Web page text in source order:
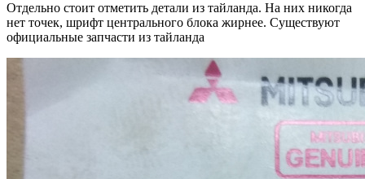
Отдельно стоит отметить детали из тайланда. На них никогда
нет точек, шрифт центрального блока жирнее. Существуют
официальные запчасти из тайланда